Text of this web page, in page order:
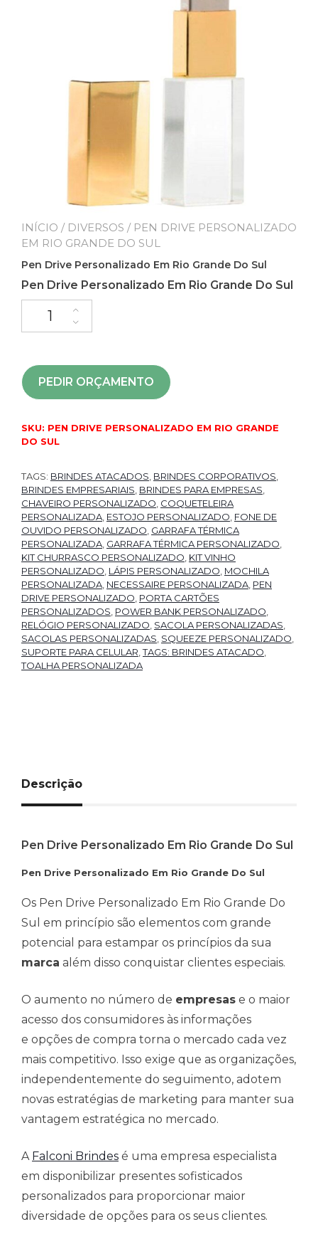
INÍCIO / DIVERSOS / PEN DRIVE PERSONALIZADO
EM RIO GRANDE DO SUL
Pen Drive Personalizado Em Rio Grande Do Sul
Pen Drive Personalizado Em Rio Grande Do Sul
PEDIR ORÇAMENTO
SKU: PEN DRIVE PERSONALIZADO EM RIO GRANDE
DO SUL
TAGS: BRINDES ATACADOS BRINDES CORPORATIVOS
BRINDES EMPRESARIAIS BRINDES PARA EMPRESAS
CHAVEIRO PERSONALIZADO COQUETELEIRA
PERSONALIZADA ESTOJO PERSONALIZADO FONE DE
OUVIDO PERSONALIZADO GARRAFA TÉRMICA
PERSONALIZADA GARRAFA TÉRMICA PERSONALIZADO
KIT CHURRASCO PERSONALIZADO KIT VINHO
PERSONALIZADO LÁPIS PERSONALIZADO MOCHILA
PERSONALIZADA NECESSAIRE PERSONALIZADA PEN
DRIVE PERSONALIZADO PORTA CARTÕES
PERSONALIZADOS POWER BANK PERSONALIZADO
RELÓGIO PERSONALIZADO SACOLA PERSONALIZADAS
SACOLAS PERSONALIZADAS SQUEEZE PERSONALIZADO
SUPORTE PARA CELULAR ,TAGS: BRINDES ATACADO
TOALHA PERSONALIZADA
Descrição
Pen Drive Personalizado Em Rio Grande Do Sul
Pen Drive Personalizado Em Rio Grande Do Sul
Os Pen Drive Personalizado Em Rio Grande Do
Sul em princípio são elementos com grande
potencial para estampar os princípios da sua
marca além disso conquistar clientes especiais.
O aumento no número de empresas e o maior
acesso dos consumidores às informações
e opções de compra torna o mercado cada vez
mais competitivo. Isso exige que as organizações,
independentemente do seguimento, adotem
novas estratégias de marketing para manter sua
vantagem estratégica no mercado.
A Falconi Brindes é uma empresa especialista
em disponibilizar presentes sofisticados
personalizados para proporcionar maior
diversidade de opções para os seus clientes.